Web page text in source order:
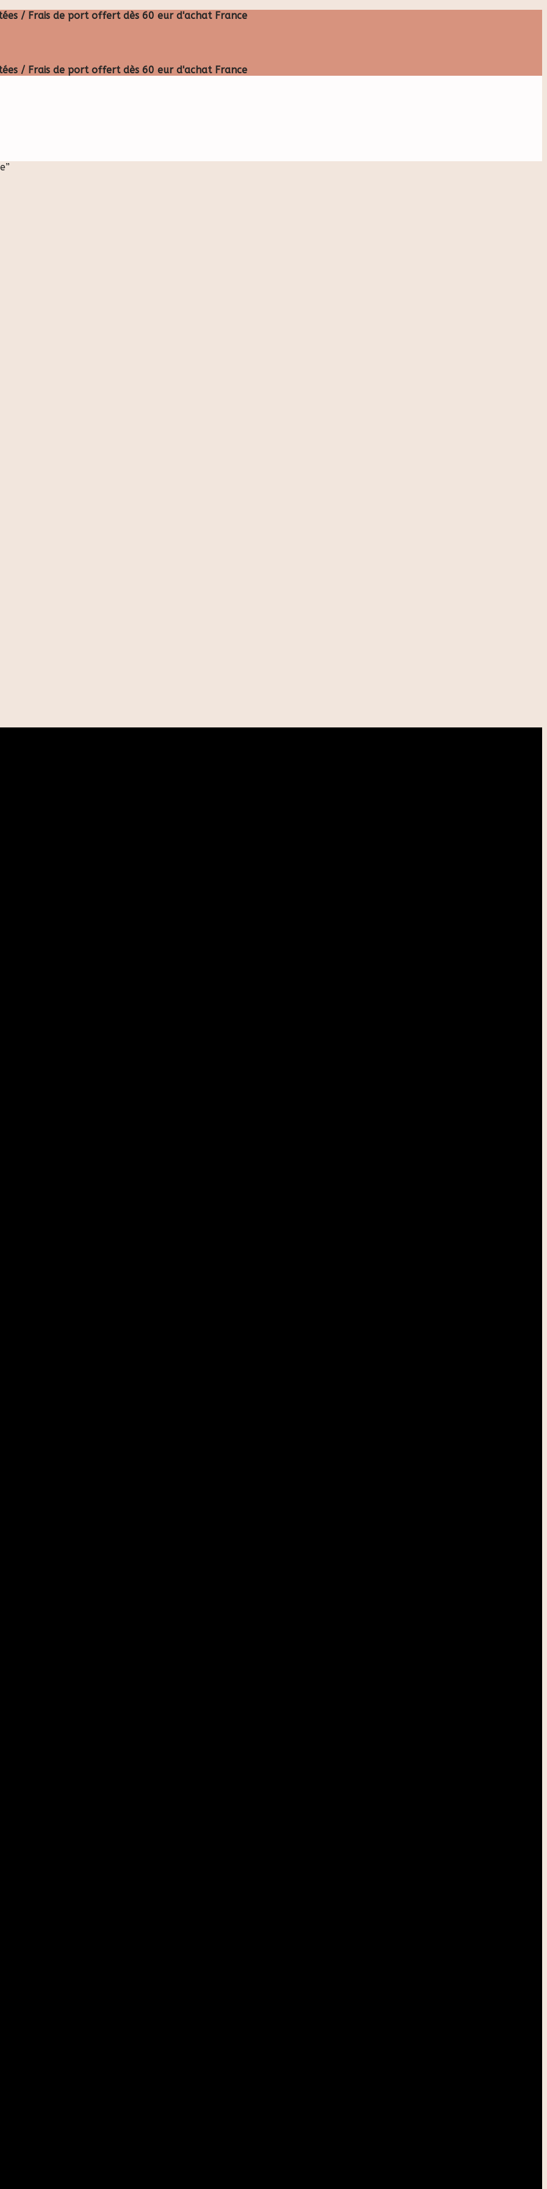
/ Frais de port offert dès 60 eur d'achat France
/ Frais de port offert dès 60 eur d'achat France